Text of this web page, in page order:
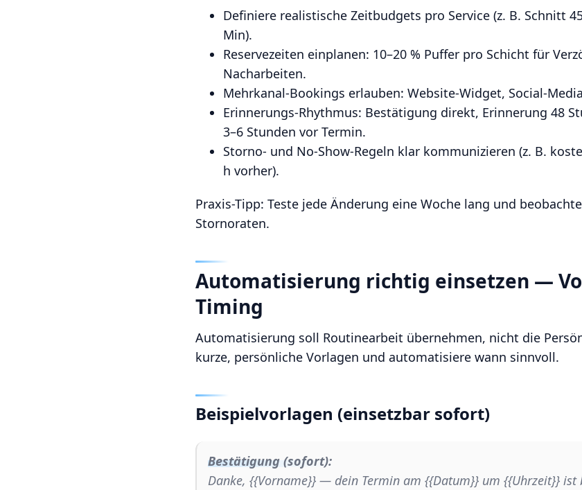
Definiere realistische Zeitbudgets pro Service (z. B. Schnitt
Min).
Reservezeiten einplanen: 10–20 % Puffer pro Schicht für
Nacharbeiten.
Mehrkanal-Bookings erlauben: Website-Widget, Social-
Erinnerungs-Rhythmus: Bestätigung direkt, Erinnerung 48
3–6 Stunden vor Termin.
Storno- und No-Show-Regeln klar kommunizieren (z. B.
h vorher).
Praxis-Tipp: Teste jede Änderung eine Woche lang und
Stornoraten.
Automatisierung richtig einsetzen —
Timing
Automatisierung soll Routinearbeit übernehmen, nicht die
kurze, persönliche Vorlagen und automatisiere wann sinnvoll.
Beispielvorlagen (einsetzbar sofort)
Bestätigung (sofort):
Danke, {{Vorname}} — dein Termin am {{Datum}} um {{Uhrzeit}}